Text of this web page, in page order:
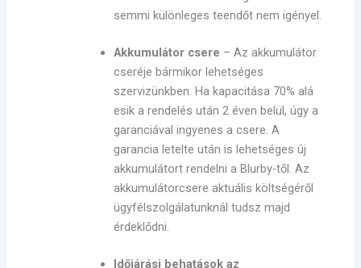
semmi különleges teendőt nem igényel.
Akkumulátor csere – Az akkumulátor
cseréje bármikor lehetséges
szervizünkben. Ha kapacitása 70% alá
esik a rendelés után 2 éven belül, úgy a
garanciával ingyenes a csere. A
garancia letelte után is lehetséges új
akkumulátort rendelni a Blurby-től. Az
akkumulátorcsere aktuális költségéről
ügyfélszolgálatunknál tudsz majd
érdeklődni.
Időjárási behatások az